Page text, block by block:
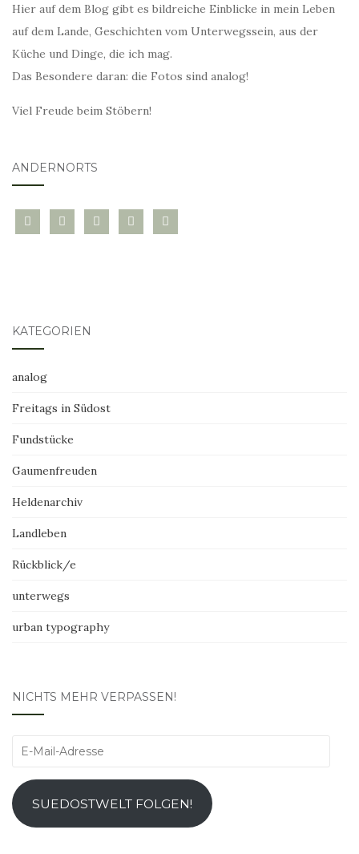
Hier auf dem Blog gibt es bildreiche Einblicke in mein Leben
auf dem Lande, Geschichten vom Unterwegssein, aus der
Küche und Dinge, die ich mag.
Das Besondere daran: die Fotos sind analog!
Viel Freude beim Stöbern!
ANDERNORTS
bloglovininstagramtwitter pinterest
mail
KATEGORIEN
analog
Freitags in Südost
Fundstücke
Gaumenfreuden
Heldenarchiv
Landleben
Rückblick/e
unterwegs
urban typography
NICHTS MEHR VERPASSEN!
E-
Adresse
SUEDOSTWELT FOLGEN!